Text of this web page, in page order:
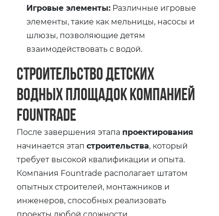
Игровые элементы: Различные игровые
элементы, такие как мельницы, насосы и
шлюзы, позволяющие детям
взаимодействовать с водой.
Строительство детских
водных площадок компанией
Fountrade
После завершения этапа проектирования
начинается этапстроительства, который
требует высокой квалификации и опыта.
Компания Fountrade располагает штатом
опытных строителей, монтажников и
инженеров, способных реализовать